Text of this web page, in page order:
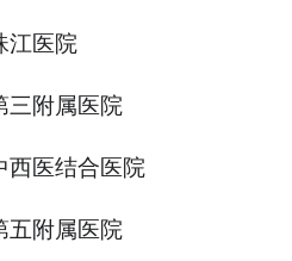
江医院
三附属医院
西医结合医院
五附属医院